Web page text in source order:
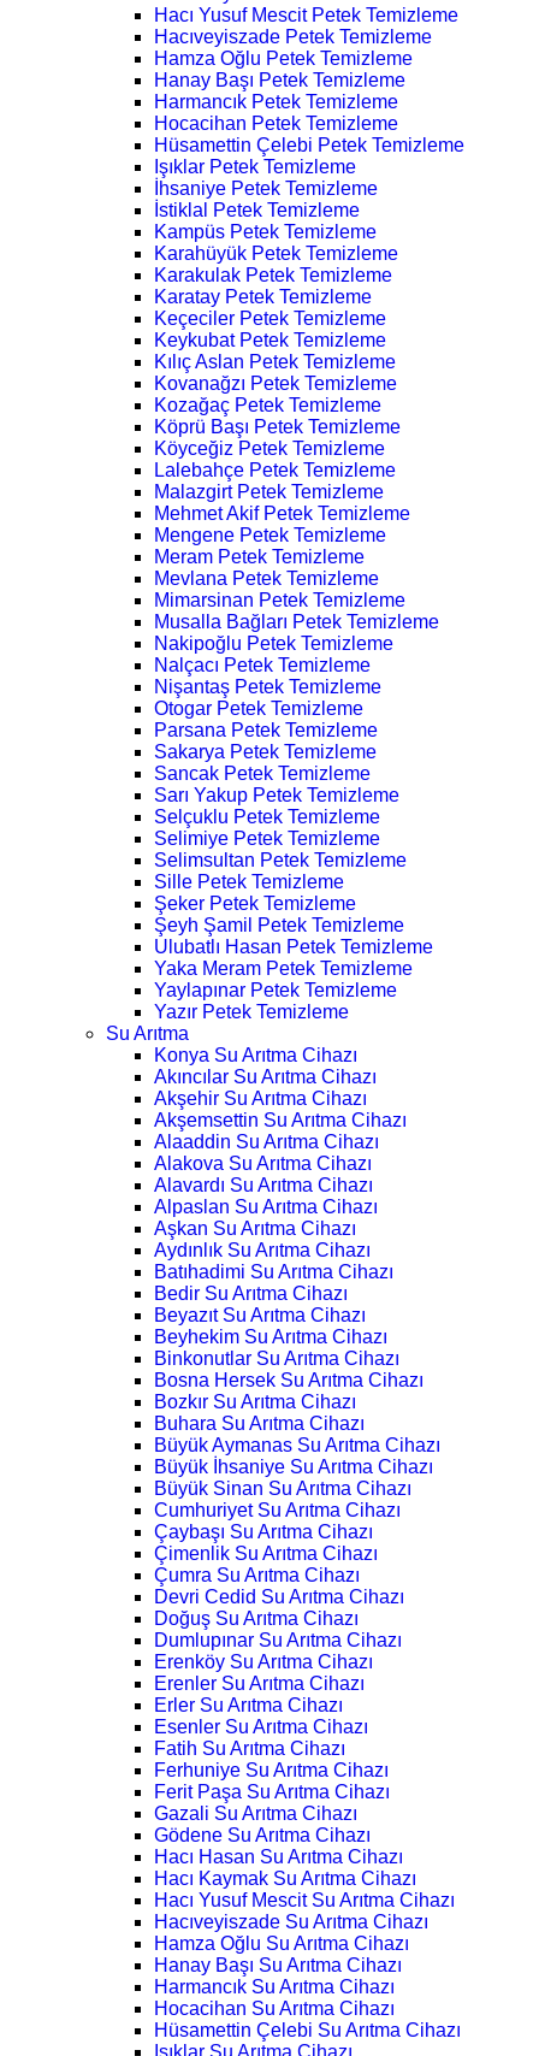
Hacı Yusuf Mescit Petek Temizleme
Hacıveyiszade Petek Temizleme
Hamza Oğlu Petek Temizleme
Hanay Başı Petek Temizleme
Harmancık Petek Temizleme
Hocacihan Petek Temizleme
Hüsamettin Çelebi Petek Temizleme
Işıklar Petek Temizleme
İhsaniye Petek Temizleme
İstiklal Petek Temizleme
Kampüs Petek Temizleme
Karahüyük Petek Temizleme
Karakulak Petek Temizleme
Karatay Petek Temizleme
Keçeciler Petek Temizleme
Keykubat Petek Temizleme
Kılıç Aslan Petek Temizleme
Kovanağzı Petek Temizleme
Kozağaç Petek Temizleme
Köprü Başı Petek Temizleme
Köyceğiz Petek Temizleme
Lalebahçe Petek Temizleme
Malazgirt Petek Temizleme
Mehmet Akif Petek Temizleme
Mengene Petek Temizleme
Meram Petek Temizleme
Mevlana Petek Temizleme
Mimarsinan Petek Temizleme
Musalla Bağları Petek Temizleme
Nakipoğlu Petek Temizleme
Nalçacı Petek Temizleme
Nişantaş Petek Temizleme
Otogar Petek Temizleme
Parsana Petek Temizleme
Sakarya Petek Temizleme
Sancak Petek Temizleme
Sarı Yakup Petek Temizleme
Selçuklu Petek Temizleme
Selimiye Petek Temizleme
Selimsultan Petek Temizleme
Sille Petek Temizleme
Şeker Petek Temizleme
Şeyh Şamil Petek Temizleme
Ulubatlı Hasan Petek Temizleme
Yaka Meram Petek Temizleme
Yaylapınar Petek Temizleme
Yazır Petek Temizleme
Su Arıtma
Konya Su Arıtma Cihazı
Akıncılar Su Arıtma Cihazı
Akşehir Su Arıtma Cihazı
Akşemsettin Su Arıtma Cihazı
Alaaddin Su Arıtma Cihazı
Alakova Su Arıtma Cihazı
Alavardı Su Arıtma Cihazı
Alpaslan Su Arıtma Cihazı
Aşkan Su Arıtma Cihazı
Aydınlık Su Arıtma Cihazı
Batıhadimi Su Arıtma Cihazı
Bedir Su Arıtma Cihazı
Beyazıt Su Arıtma Cihazı
Beyhekim Su Arıtma Cihazı
Binkonutlar Su Arıtma Cihazı
Bosna Hersek Su Arıtma Cihazı
Bozkır Su Arıtma Cihazı
Buhara Su Arıtma Cihazı
Büyük Aymanas Su Arıtma Cihazı
Büyük İhsaniye Su Arıtma Cihazı
Büyük Sinan Su Arıtma Cihazı
Cumhuriyet Su Arıtma Cihazı
Çaybaşı Su Arıtma Cihazı
Çimenlik Su Arıtma Cihazı
Çumra Su Arıtma Cihazı
Devri Cedid Su Arıtma Cihazı
Doğuş Su Arıtma Cihazı
Dumlupınar Su Arıtma Cihazı
Erenköy Su Arıtma Cihazı
Erenler Su Arıtma Cihazı
Erler Su Arıtma Cihazı
Esenler Su Arıtma Cihazı
Fatih Su Arıtma Cihazı
Ferhuniye Su Arıtma Cihazı
Ferit Paşa Su Arıtma Cihazı
Gazali Su Arıtma Cihazı
Gödene Su Arıtma Cihazı
Hacı Hasan Su Arıtma Cihazı
Hacı Kaymak Su Arıtma Cihazı
Hacı Yusuf Mescit Su Arıtma Cihazı
Hacıveyiszade Su Arıtma Cihazı
Hamza Oğlu Su Arıtma Cihazı
Hanay Başı Su Arıtma Cihazı
Harmancık Su Arıtma Cihazı
Hocacihan Su Arıtma Cihazı
Hüsamettin Çelebi Su Arıtma Cihazı